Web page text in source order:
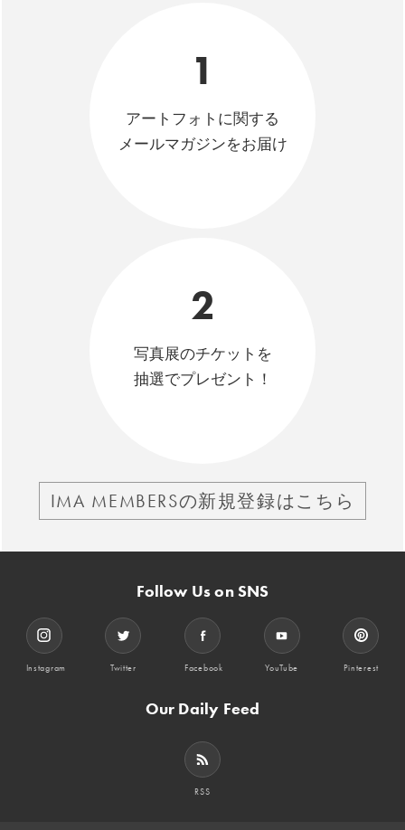
1
アートフォトに関する
メールマガジンをお届け
2
写真展のチケットを
抽選でプレゼント！
IMA MEMBERSの新規登録はこちら
Follow Us on SNS
Instagram Twitter Facebook YouTube Pinterest
Our Daily Feed
RSS